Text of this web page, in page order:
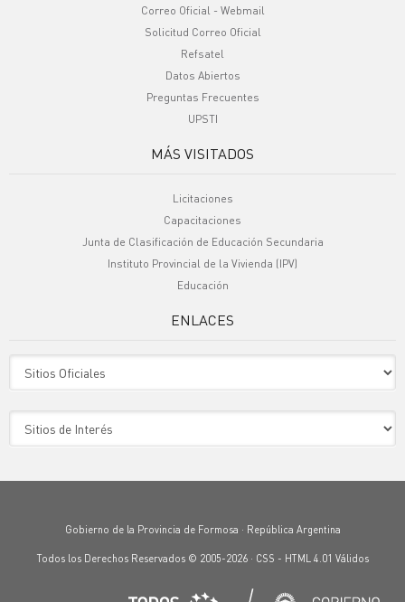
Correo Oficial - Webmail
Solicitud Correo Oficial
Refsatel
Datos Abiertos
Preguntas Frecuentes
UPSTI
MÁS VISITADOS
Licitaciones
Capacitaciones
Junta de Clasificación de Educación Secundaria
Instituto Provincial de la Vivienda (IPV)
Educación
ENLACES
Gobierno de la Provincia de Formosa · República Argentina
Todos los Derechos Reservados © 2005-2026 · CSS - HTML 4.01 Válidos